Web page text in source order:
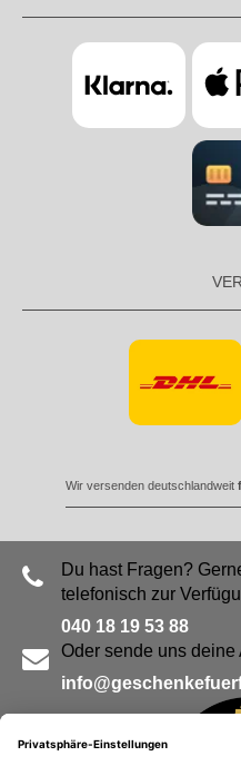
Wir versenden deutschlandweit
Du hast Fragen?
telefonisch zur
040 18 19 53 88
Oder sende uns